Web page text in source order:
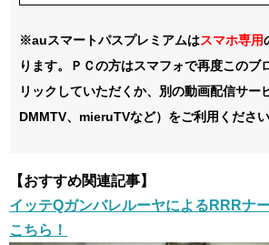
※auスマートパスプレミアムはスマホ専用
ります。ＰＣの方はスマフォで再度このブ
リックしていただくか、別の動画配信サー
DMMTV、mieruTVなど）をご利用ください
【おすすめ関連記事】
イッテQガンバレルーヤによるRRRナ
こちら！